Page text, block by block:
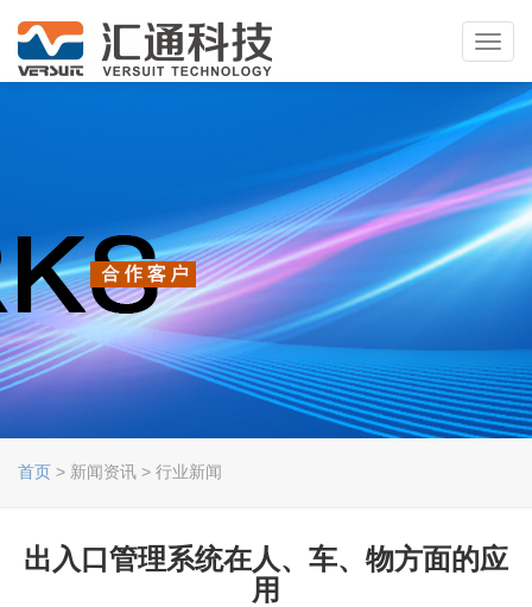
首页 > 新闻资讯 > 行业新闻
出入口管理系统在人、车、物方面的应
用